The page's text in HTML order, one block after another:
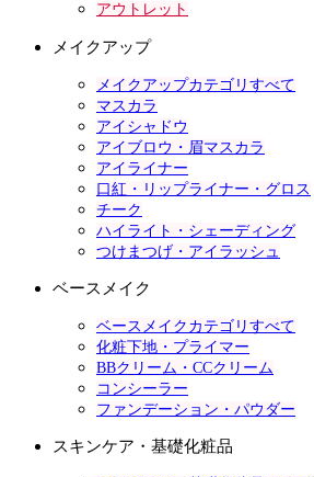
アウトレット
メイクアップ
メイクアップカテゴリすべて
マスカラ
アイシャドウ
アイブロウ・眉マスカラ
アイライナー
口紅・リップライナー・グロス
チーク
ハイライト・シェーディング
つけまつげ・アイラッシュ
ベースメイク
ベースメイクカテゴリすべて
化粧下地・プライマー
BBクリーム・CCクリーム
コンシーラー
ファンデーション・パウダー
スキンケア・基礎化粧品